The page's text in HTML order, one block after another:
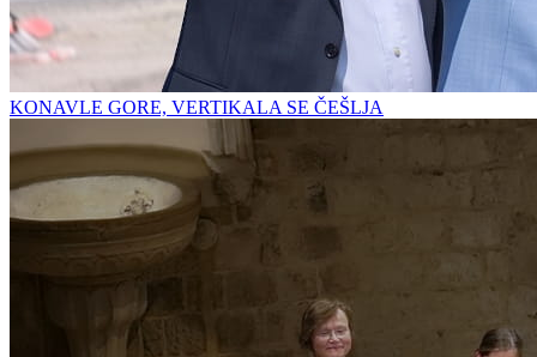
KONAVLE GORE, VERTIKALA SE ČEŠLJA